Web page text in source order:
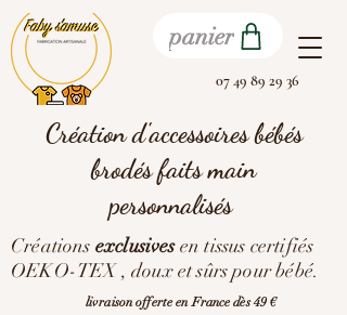
panier
livraison offerte en France dès 49 €
07 49 89 29 36
Création d'accessoires bébés
brodés faits main
personnalisés
Créations exclusivesen tissus certifiés
OEKO-TEX , doux et sûrs pour bébé.